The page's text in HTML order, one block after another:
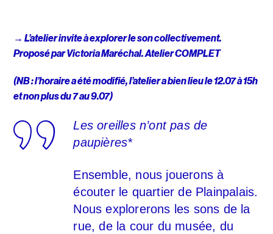
→L’atelier invite à explorer le son collectivement.
Proposé par Victoria Maréchal. Atelier COMPLET
(NB : l’horaire a été modifié, l’atelier a bien lieu le 12.07 à 15h
et non plus du 7 au 9.07)
Les oreilles n’ont pas de
paupières*
Ensemble, nous jouerons à
écouter le quartier de Plainpalais.
Nous explorerons les sons de la
rue, de la cour du musée, du